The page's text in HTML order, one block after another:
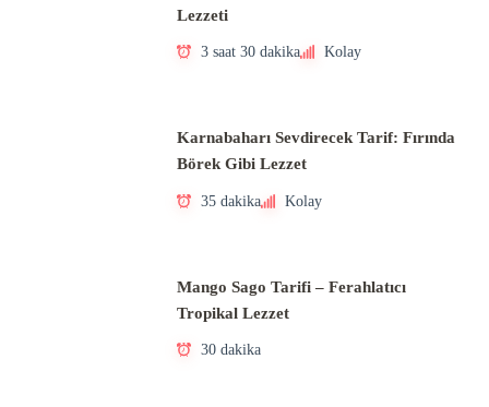
Lezzeti
3 saat 30 dakika Kolay
Karnabaharı Sevdirecek Tarif: Fırında
Börek Gibi Lezzet
35 dakika Kolay
Mango Sago Tarifi – Ferahlatıcı
Tropikal Lezzet
30 dakika